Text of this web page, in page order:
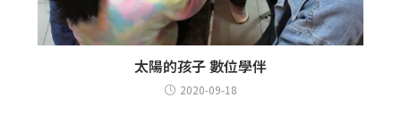
太陽的孩子 數位學伴
2020-09-18